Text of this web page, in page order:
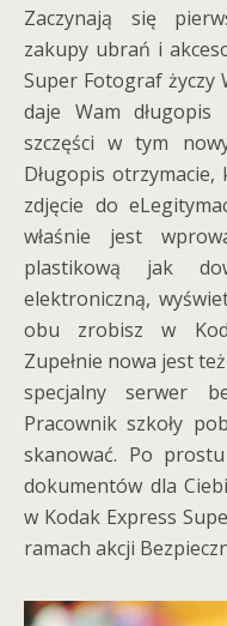
Zaczynają się
zakupy ubrań i
Super Fotograf życzy
daje Wam
szczęści w tym
Długopis
zdjęcie do
właśnie jest
plastikową jak
elektroniczną,
obu zrobisz w
Zupełnie nowa jest
specjalny serwer
Pracownik szkoły
skanować. Po
dokumentów dla
w Kodak Express
ramach akcji